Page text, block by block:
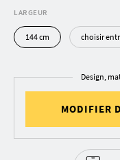
LARGEUR
144 cm choisir
Design,
MODIFIER